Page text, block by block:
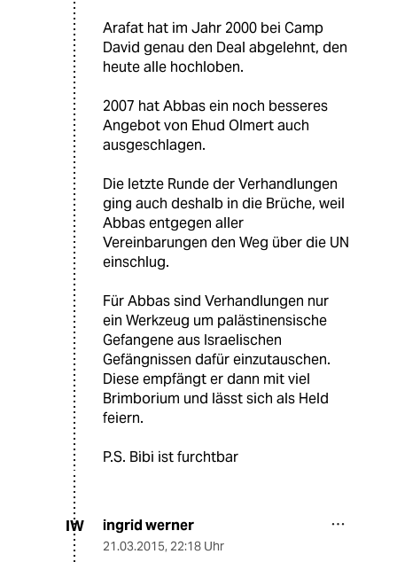
Arafat hat im Jahr 2000 bei Camp
David genau den Deal abgelehnt, den
heute alle hochloben.
2007 hat Abbas ein noch besseres
Angebot von Ehud Olmert auch
ausgeschlagen.
Die letzte Runde der Verhandlungen
ging auch deshalb in die Brüche, weil
Abbas entgegen aller
Vereinbarungen den Weg über die UN
einschlug.
Für Abbas sind Verhandlungen nur
ein Werkzeug um palästinensische
Gefangene aus Israelischen
Gefängnissen dafür einzutauschen.
Diese empfängt er dann mit viel
Brimborium und lässt sich als Held
feiern.
P.S. Bibi ist furchtbar
IW ingrid werner
21.03.2015, 22:18 Uhr